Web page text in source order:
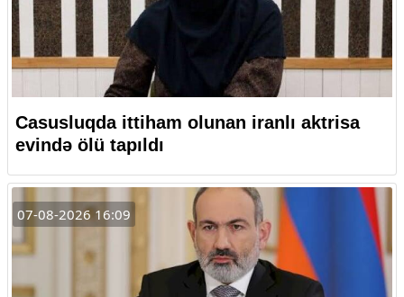
Casusluqda ittiham olunan iranlı aktrisa
evində ölü tapıldı
07-08-2026 16:09